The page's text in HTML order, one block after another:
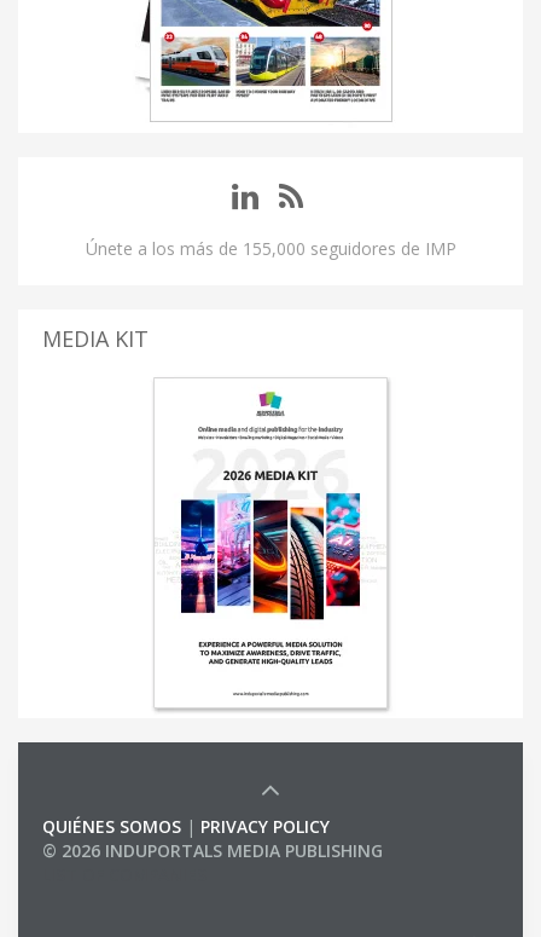
Únete a los más de 155,000 seguidores de IMP
MEDIA KIT
QUIÉNES SOMOS | PRIVACY POLICY
© 2026 INDUPORTALS MEDIA PUBLISHING